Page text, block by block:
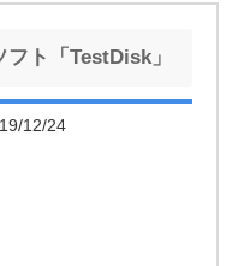
ト「TestDisk」
12/24